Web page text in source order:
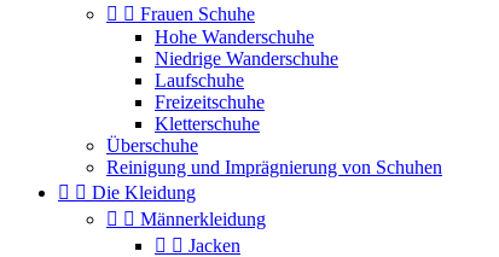
  Frauen Schuhe
Hohe Wanderschuhe
Niedrige Wanderschuhe
Laufschuhe
Freizeitschuhe
Kletterschuhe
Überschuhe
Reinigung und Imprägnierung von Schuhen
  Die Kleidung
  Männerkleidung
  Jacken